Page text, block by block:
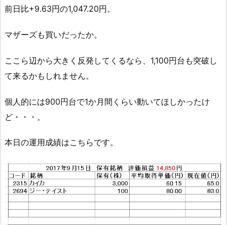
前日比+9.63円の1,047.20円。
マザーズも買いだったか。
ここら辺から大きく反発してくるなら、1,100円台も突破し
て来るかもしれません。
個人的には900円台で1か月間くらい動いてほしかったけ
ど・・・。
本日の運用成績はこちらです。